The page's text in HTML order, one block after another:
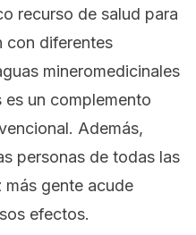
recurso de salud para
con diferentes
mineromedicinales
un complemento
Además,
personas de todas las
gente acude
efectos.